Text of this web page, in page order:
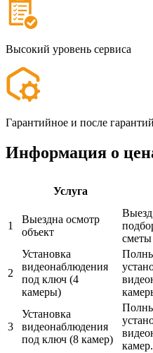
Высокий уровень сервиса
Гарантийное и после
Информация о
Услуга
1
Выездна осмотр
объект
сметы
2
Установка
видеонаблюдения
под ключ (4
камеры)
3
Установка
видеонаблюдения
под ключ (8 камер)
камер.